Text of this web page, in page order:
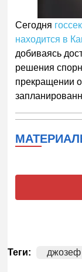
Сегодня
находится в
добиваясь
решения
прекращении
Теги: джозеф